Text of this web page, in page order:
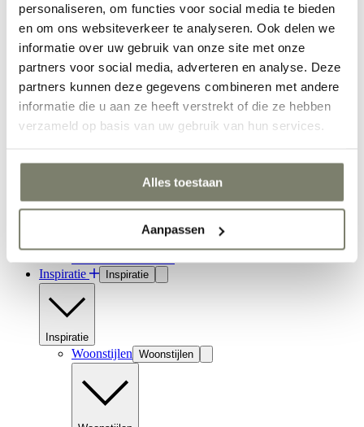
personaliseren, om functies voor social media te bieden
en om ons websiteverkeer te analyseren. Ook delen we
informatie over uw gebruik van onze site met onze
partners voor social media, adverteren en analyse. Deze
partners kunnen deze gegevens combineren met andere
informatie die u aan ze heeft verstrekt of die ze hebben
verzameld op basis van uw gebruik van hun services.
Alles toestaan
Aanpassen
Werkkamer inrichten
Hal inrichten
Inspiratie
Inspiratie
Inspiratie
Woonstijlen Woonstijlen